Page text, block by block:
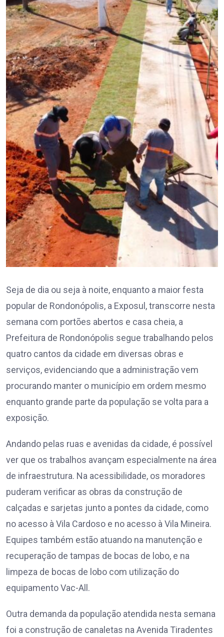
Seja de dia ou seja à noite, enquanto a maior festa
popular de Rondonópolis, a Exposul, transcorre nesta
semana com portões abertos e casa cheia, a
Prefeitura de Rondonópolis segue trabalhando pelos
quatro cantos da cidade em diversas obras e
serviços, evidenciando que a administração vem
procurando manter o município em ordem mesmo
enquanto grande parte da população se volta para a
exposição.
Andando pelas ruas e avenidas da cidade, é possível
ver que os trabalhos avançam especialmente na área
de infraestrutura. Na acessibilidade, os moradores
puderam verificar as obras da construção de
calçadas e sarjetas junto a pontes da cidade, como
no acesso à Vila Cardoso e no acesso à Vila Mineira.
Equipes também estão atuando na manutenção e
recuperação de tampas de bocas de lobo, e na
limpeza de bocas de lobo com utilização do
equipamento Vac-All.
Outra demanda da população atendida nesta semana
foi a construção de canaletas na Avenida Tiradentes